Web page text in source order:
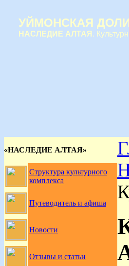
УЙМОНСКАЯ
НАСЛЕДИЕ АЛТАЯ .
«НАСЛЕДИЕ АЛТАЯ»
Структура культурного
комплекса
Путеводитель и афиша
Новости
Отзывы и статьи